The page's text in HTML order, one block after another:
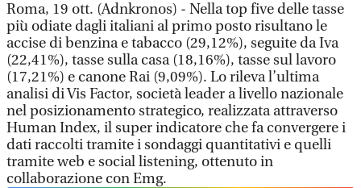
Roma, 19 ott. (Adnkronos) - Nella top five delle tasse
più odiate dagli italiani al primo posto risultano le
accise di benzina e tabacco (29,12%), seguite da Iva
(22,41%), tasse sulla casa (18,16%), tasse sul lavoro
(17,21%) e canone Rai (9,09%). Lo rileva l’ultima
analisi di Vis Factor, società leader a livello nazionale
nel posizionamento strategico, realizzata attraverso
Human Index, il super indicatore che fa convergere i
dati raccolti tramite i sondaggi quantitativi e quelli
tramite web e social listening, ottenuto in
collaborazione con Emg.